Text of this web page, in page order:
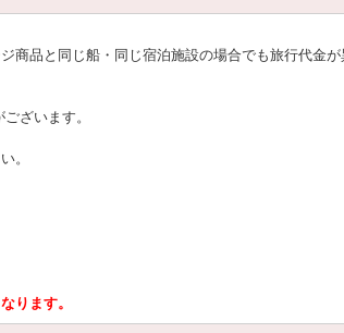
商品と同じ船・同じ宿泊施設の場合でも旅行代金が
ざいます。
。
ります。